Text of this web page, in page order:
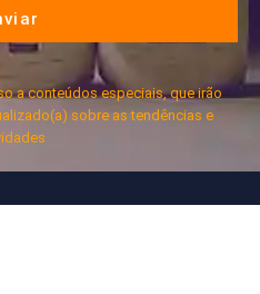
a conteúdos especiais, que irão
sobre as tendências e